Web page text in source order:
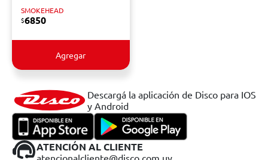
SMOKEHEAD
$6850
Agregar
Descargá la aplicación de Disco para IOS
y Android
ATENCIÓN AL CLIENTE
atencionalcliente@disco.com.uy